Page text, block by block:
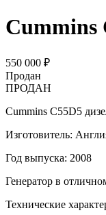
Cummins
550 000 ₽
Продан
ПРОДАН
Cummins C55D5
Изготовитель:
Год выпуска: 2008
Генератор в
Технические